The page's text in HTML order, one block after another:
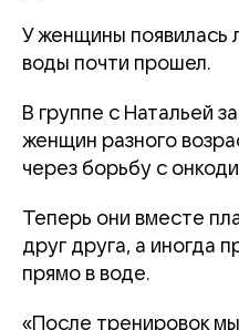
У женщины появилась
воды почти прошел.
В группе с Натальей
женщин разного
через борьбу с
Теперь они вместе
друг друга, а иногда
прямо в воде.
«После тренировок